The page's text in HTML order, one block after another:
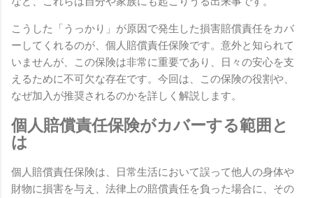
こうした「うっかり」が原因で発生した損害賠償責任をカバ
ーしてくれるのが、個人賠償責任保険です。意外と知られて
いませんが、この保険は非常に重要であり、日々の安心を支
えるために不可欠な存在です。今回は、この保険の役割や、
なぜ加入が推奨されるのかを詳しく解説します。
個人賠償責任保険がカバーする範囲と
は
個人賠償責任保険は、日常生活において誤って他人の身体や
財物に損害を与え、法律上の賠償責任を負った場合に、その